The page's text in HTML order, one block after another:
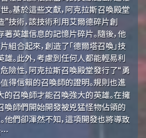
。基於這些文獻，阿克拉斯召喚殿堂
技術，該技術利用艾爾德碎片創
著英雄信息的記憶片碎片。隨後，他
組合起來，創造了「德爾塔召喚」技
雄。此外，考慮到任何人都能輕易利
險性，阿克拉斯召喚殿堂發行了“勇
得信賴的召喚師的證明。規則也進
的召喚師才能召喚強大的英雄。在擁
喚師們開始開發被兇猛怪物佔領的
他們卻渾然不知，這項開發也將導致
…